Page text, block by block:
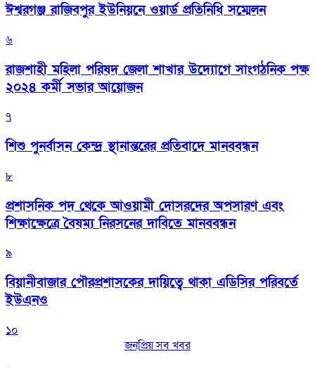
ঈশ্বরগঞ্জ রাজিবপুর ইউনিয়নে ওয়ার্ড প্রতিনিধি সম্মেলন
৬
রাজশাহী মহিলা পরিষদ জেলা শাখার উদ্যোগে সাংগঠনিক পক্ষ
২০২৪ কর্মী সভার আয়োজন
৭
শিশু পুনর্বাসন কেন্দ্র স্থানান্তরের প্রতিবাদে মানববন্ধন
৮
প্রশাসনিক পদ থেকে আওয়ামী দোসরদের অপসারণ এবং
শিক্ষাক্ষেত্রে বৈষম্য নিরসনের দাবিতে মানববন্ধন
৯
বিয়ানীবাজার পৌরপ্রশাসকের দায়িত্বে থাকা এডিসির পরিবর্তে
ইউএনও
১০
জনপ্রিয় সব খবর